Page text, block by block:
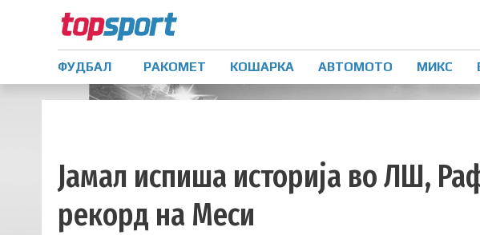
ФУДБАЛ РАКОМЕТ КОШАРКА АВТОМОТО МИКС
Јамал испиша историја во ЛШ,
рекорд на Меси